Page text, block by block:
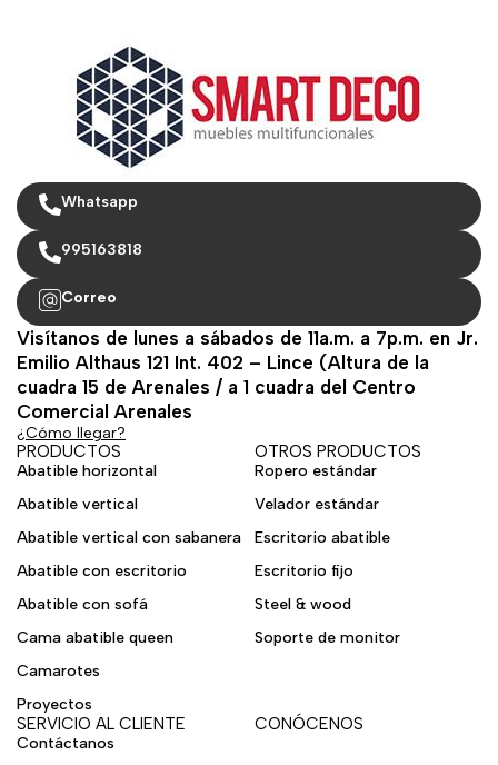
Whatsapp
995163818
Correo
Visítanos de lunes a sábados de 11a.m. a 7p.m. en Jr.
Emilio Althaus 121 Int. 402 – Lince (Altura de la
cuadra 15 de Arenales / a 1 cuadra del Centro
Comercial Arenales
¿Cómo llegar?
PRODUCTOS
Abatible horizontal
Abatible vertical
Abatible vertical con sabanera
Abatible con escritorio
Abatible con sofá
Cama abatible queen
Camarotes
Proyectos
OTROS PRODUCTOS
Ropero estándar
Velador estándar
Escritorio abatible
Escritorio fijo
Steel & wood
Soporte de monitor
SERVICIO AL CLIENTE
Contáctanos
CONÓCENOS